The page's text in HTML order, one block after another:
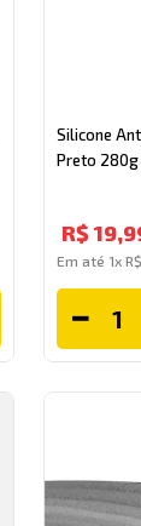
Silicone
Preto 280g
R$ 19,
Em até 1xR$